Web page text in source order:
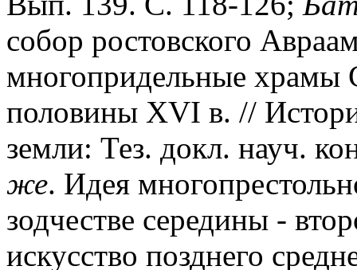
собор ростовского
многопридельные храмы
половины XVI в. //
земли: Тез. докл. науч.
же. Идея
зодчестве середины -
искусство позднего